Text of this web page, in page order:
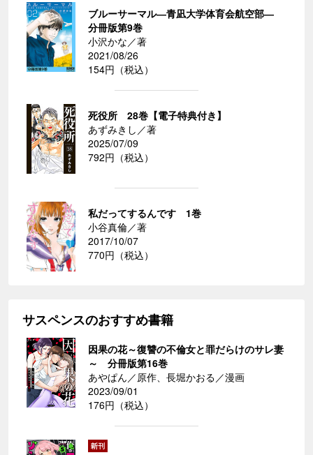
ブルーサーマル―青凪大学体育会航空部―
分冊版第9巻
小沢かな／著
2021/08/26
154円（税込）
死役所 28巻【電子特典付き】
あずみきし／著
2025/07/09
792円（税込）
私だってするんです 1巻
小谷真倫／著
2017/10/07
770円（税込）
サスペンスのおすすめ書籍
因果の花～復讐の不倫女と罪だらけのサレ妻
～ 分冊版第16巻
あやぱん／原作、長堀かおる／漫画
2023/09/01
176円（税込）